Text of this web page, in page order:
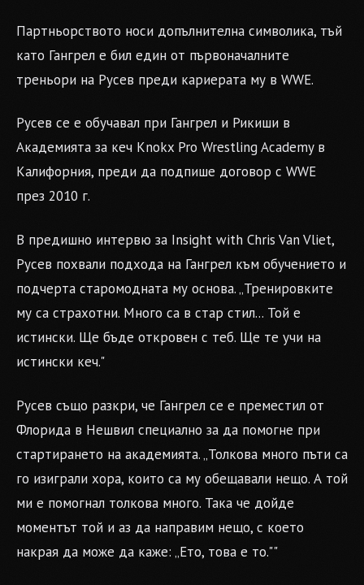
Партньорството носи допълнителна символика, тъй
като Гангрел е бил един от първоначалните
треньори на Русев преди кариерата му в WWE.
Русев се е обучавал при Гангрел и Рикиши в
Академията за кеч Knokx Pro Wrestling Academy в
Калифорния, преди да подпише договор с WWE
през 2010 г.
В предишно интервю за Insight with Chris Van Vliet,
Русев похвали подхода на Гангрел към обучението и
подчерта старомодната му основа. „Тренировките
му са страхотни. Много са в стар стил... Той е
истински. Ще бъде откровен с теб. Ще те учи на
истински кеч."
Русев също разкри, че Гангрел се е преместил от
Флорида в Нешвил специално за да помогне при
стартирането на академията. „Толкова много пъти са
го изиграли хора, които са му обещавали нещо. А той
ми е помогнал толкова много. Така че дойде
моментът той и аз да направим нещо, с което
накрая да може да каже: „Ето, това е то.""